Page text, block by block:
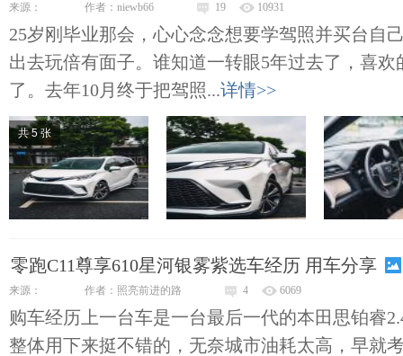
来源： 作者：niewb66 19 10931
25岁刚毕业那会，心心念念想要学驾照并买台自
出去玩倍有面子。谁知道一转眼5年过去了，喜
了。去年10月终于把驾照...详情>>
共 5 张
零跑C11尊享610星河银雾紫选车经历 用车分享
来源： 作者：照亮前进的路 4 6069
购车经历上一台车是一台最后一代的本田思铂睿
整体用下来挺不错的，无奈城市油耗太高，早就